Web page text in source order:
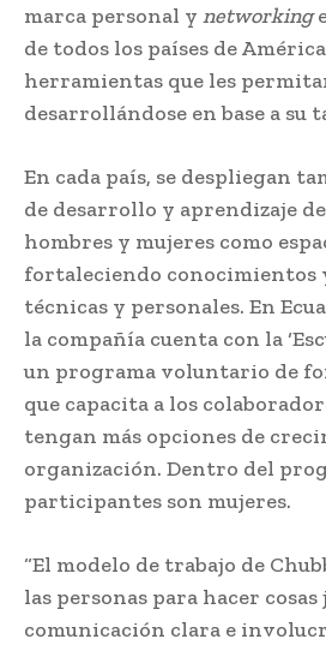
marca personal y networking
de todos los países de
herramientas que les
desarrollándose en base a su
En cada país, se despliegan
de desarrollo y aprendizaje
hombres y mujeres como
fortaleciendo conocimientos
técnicas y personales. En
la compañía cuenta con la
un programa voluntario de
que capacita a los
tengan más opciones de
organización. Dentro del
participantes son mujeres.
“El modelo de trabajo de
las personas para hacer
comunicación clara e